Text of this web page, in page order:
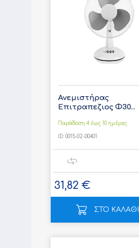
Ανεμιστήρας
Επιτραπεζιος Φ30...
Παράδοση 4 έως 10 ημέρες
ID: 0015-02-00401
31,82 €
ΣΤΟ ΚΑΛΑΘΙ